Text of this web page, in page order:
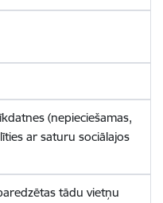
(nepieciešamas,
ar saturu sociālajos
tādu vietņu